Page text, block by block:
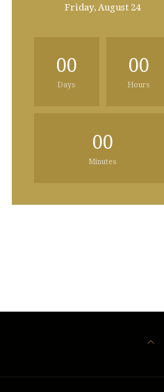
Friday, August 24
00
Days
00
Hours
00
Minutes